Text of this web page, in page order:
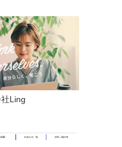
Ling